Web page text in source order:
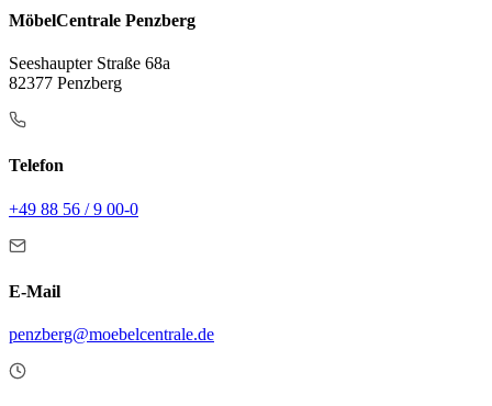
MöbelCentrale Penzberg
Seeshaupter Straße 68a
82377 Penzberg
Telefon
+49 88 56 / 9 00-0
E-Mail
penzberg@moebelcentrale.de